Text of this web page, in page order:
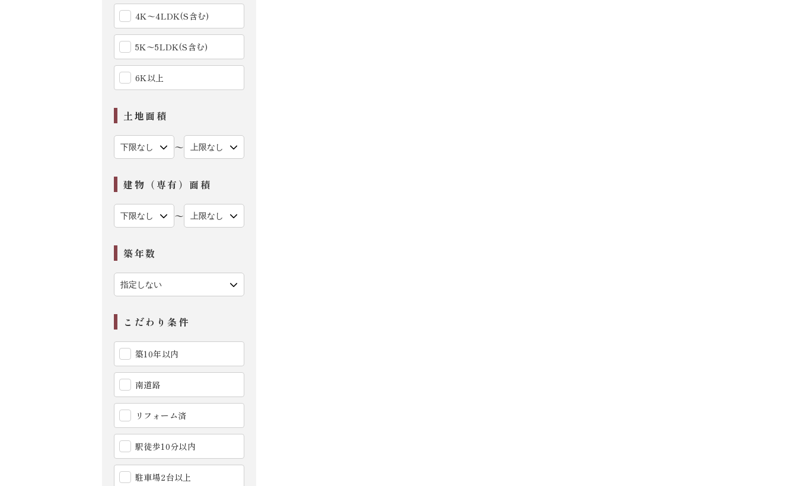
4K〜4LDK(S含む)
5K〜5LDK(S含む)
6K以上
土地面積
〜
建物（専有）面積
〜
築年数
こだわり条件
築10年以内
南道路
リフォーム済
駅徒歩10分以内
駐車場2台以上